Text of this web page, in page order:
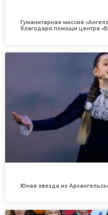
Гуманитарная миссия
благодаря помощи центра
Юная звезда из